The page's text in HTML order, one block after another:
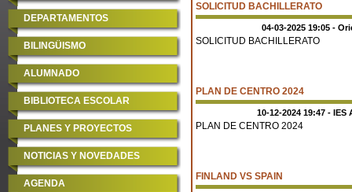
DEPARTAMENTOS
BILINGÜISMO
ALUMNADO
BIBLIOTECA ESCOLAR
PLANES Y PROYECTOS
NOTICIAS Y NOVEDADES
AGENDA
SOLICITUD BACHILLERATO
04-03-2025 19:05 -
SOLICITUD BACHILLERATO
PLAN DE CENTRO 2024
10-12-2024 19:47 - IES
PLAN DE CENTRO 2024
FINLAND VS SPAIN